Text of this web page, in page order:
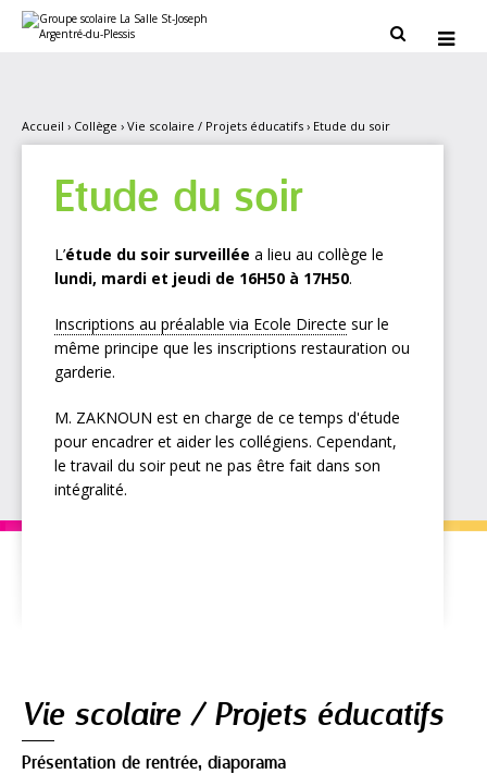
contenu.
personnels
 
Accueil › Collège › Vie scolaire / Projets éducatifs › Etude du soir
Etude du soir
L’étude du soir surveillée a lieu au collège le
lundi, mardi et jeudi de 16H50 à 17H50.
Inscriptions au préalable via Ecole Directe sur le
même principe que les inscriptions restauration ou
garderie.
M. ZAKNOUN est en charge de ce temps d'étude
pour encadrer et aider les collégiens. Cependant,
le travail du soir peut ne pas être fait dans son
intégralité.
Vie scolaire / Projets éducatifs
Présentation de rentrée, diaporama